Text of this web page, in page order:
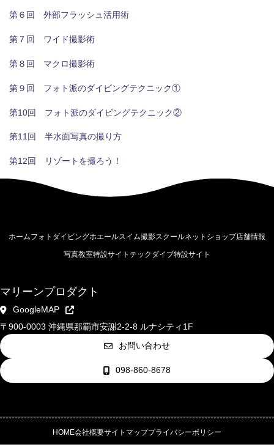
第６回 外部フラッシュ活用術
第７回 ワイド撮影術
第８回 マクロ撮影術
第９回 フォト派のダイビングテクニック①
第10回 フォト派のダイビングテクニック②
第11回 半水面写真の撮り方
第12回 リゾートを撮ろう！
ホームフォトダイビングホエールスイム撮影スクールネットショップ店舗情報
写真教室特設サイト テックダイブ特設サイト
マリーンプロダクト
GoogleMAP
〒900-0003 沖縄県那覇市安謝2-2-8 ルナシティ1F
お問い合わせ
098-860-8678
HOME会社概要サイトマッププライバシーポリシー